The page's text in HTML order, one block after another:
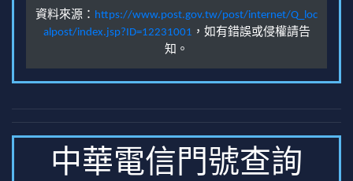
資料來源： https://www.post.gov.tw/post/internet/Q_loc
alpost/index.jsp?ID=12231001 ，如有錯誤或侵權請告
知。
中華電信門號查詢